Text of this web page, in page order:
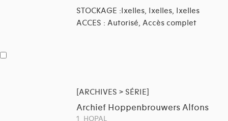
STOCKAGE :Ixelles, Ixelles, Ixelles
ACCES : Autorisé, Accès complet
[ARCHIVES > SÉRIE]
Archief Hoppenbrouwers Alfons
1_HOPAL